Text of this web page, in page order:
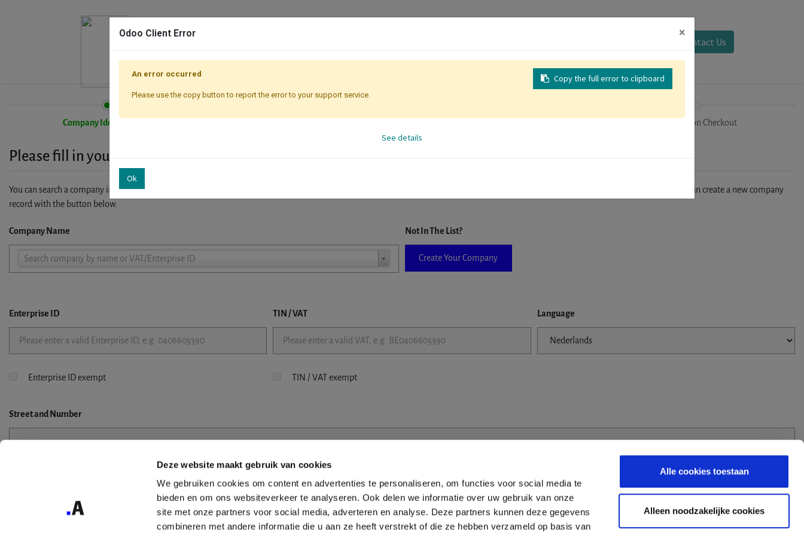
Deze website maakt gebruik van cookies
We gebruiken cookies om content en advertenties te personaliseren, om functies voor social media te
bieden en om ons websiteverkeer te analyseren. Ook delen we informatie over uw gebruik van onze
site met onze partners voor social media, adverteren en analyse. Deze partners kunnen deze gegevens
combineren met andere informatie die u aan ze heeft verstrekt of die ze hebben verzameld op basis van
Alle cookies toestaan
Alleen noodzakelijke cookies
Contact Us
Company Identification Registration Checkout
Please fill in your company details
You can search a company in our database by name, VAT or enterprise ID. When a company is selected it will auto-complete the form. If you don't find your company in our database, you can create a new company
record with the button below.
Company Name
Search company by name or VAT/Enterprise ID
Company
Not In The List?
Create Your Company
Enterprise ID TIN / VAT Language
Enterprise ID exempt TIN / VAT exempt
Streetand Number
Odoo Client Error ×
Copy the full error to clipboard
An error occurred
Please use the copy button to report the error to your support service.
See details
Ok